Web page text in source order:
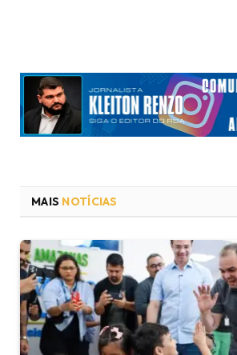
MAIS NOTÍCIAS